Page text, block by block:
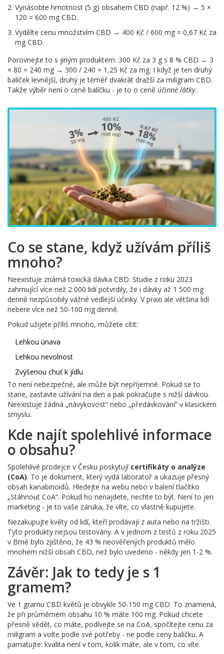
Vynásobte hmotnost (5 g) obsahem CBD (např. 12 %) → 5 ×
120 = 600 mg CBD.
Vydělte cenu množstvím CBD → 400 Kč / 600 mg = 0,67 Kč za
mg CBD.
Porovnejte to s jiným produktem: 300 Kč za 3 g s 8 % CBD → 3
× 80 = 240 mg → 300 / 240 = 1,25 Kč za mg. I když je ten druhý
balíček levnější, druhý je téměř dvakrát dražší za miligram CBD.
Takže výběr není o ceně balíčku - je to o ceně účinné látky.
Co se stane, když užívám příliš
mnoho?
Neexistuje známá toxická dávka CBD. Studie z roku 2023
zahrnující více než 2 000 lidí potvrdily, že i dávky až 1 500 mg
denně nezpůsobily vážné vedlejší účinky. V praxi ale většina lidí
nebere více než 50-100 mg denně.
Pokud užijete příliš mnoho, můžete cítit:
Lehkou únava
Lehkou nevolnost
Zvýšenou chuť k jídlu
To není nebezpečné, ale může být nepříjemné. Pokud se to
stane, zastavte užívání na den a pak pokračujte s nižší dávkou.
Neexistuje žádná „návykovost“ nebo „předávkování“ v klasickém
smyslu.
Kde najít spolehlivé informace
o obsahu?
Spolehlivé prodejce v Česku poskytují certifikáty o analýze
(CoA). To je dokument, který vydá laboratoř a ukazuje přesný
obsah kanabinoidů. Hledejte na webu nebo v balení tlačítko
„Stáhnout CoA“. Pokud ho nenajdete, nechte to být. Není to jen
marketing - je to vaše záruka, že víte, co vlastně kupujete.
Nezakupujte květy od lidí, kteří prodávají z auta nebo na tržišti.
Tyto produkty nejsou testovány. A v jednom z testů z roku 2025
v Brně bylo zjištěno, že 43 % neověřených produktů mělo
mnohem nižší obsah CBD, než bylo uvedeno - někdy jen 1-2 %.
Závěr: Jak to tedy je s 1
gramem?
Ve 1 gramu CBD květů je obvykle 50-150 mg CBD. To znamená,
že při průměrném obsahu 10 % máte 100 mg. Pokud chcete
přesně vědět, co máte, podívejte se na CoA, spočítejte cenu za
miligram a volte podle své potřeby - ne podle ceny balíčku. A
pamatujte: kvalita není v tom, kolik máte, ale v tom, co víte.